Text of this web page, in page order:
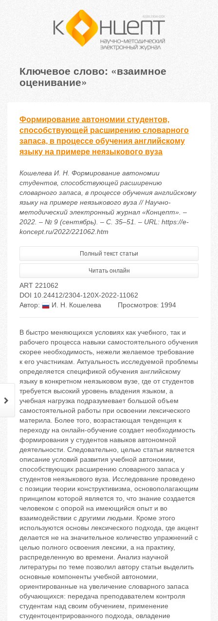
Ключевое слово: «взаимное
оценивание»
Формирование автономии студентов,
способствующей расширению словарного
запаса, в процессе обучения английскому
языку на примере неязыкового вуза
Кошелева И. Н. Формирование автономии
студентов, способствующей расширению
словарного запаса, в процессе обучения английскому
языку на примере неязыкового вуза // Научно-
методический электронный журнал «Концепт». –
2022. – № 9 (сентябрь). – С. 35–51. – URL: https://e-
koncept.ru/2022/221062.htm
Полный текст статьи
Читать онлайн
ART 221062
DOI 10.24412/2304-120X-2022-11062
Автор:
И. Н. Кошелева Просмотров: 1994
В быстро меняющихся условиях как учебного, так и
рабочего процесса навыки самостоятельного обучения
скорее необходимость, нежели желаемое требование
к его участникам. Актуальность исследуемой проблемы
определяется спецификой обучения английскому
языку в конкретном неязыковом вузе, где от студентов
требуется высокий уровень владения языком, а
учебная нагрузка подразумевает большой объем
самостоятельной работы при освоении лексического
материла. Более того, возрастающая тенденция к
переходу на онлайн-обучение создает необходимость
формирования у студентов навыков автономной
деятельности. Следовательно, целью статьи является
описание условий развития учебной автономии,
способствующих расширению словарного запаса у
студентов неязыкового вуза. Исследование проведено
с позиции теории конструктивизма, основополагающим
принципом которой является то, что знание создается
человеком с опорой на имеющийся опыт и во
взаимодействии с другими людьми. Кроме этого
используются основы лексического подхода, где акцент
делается не на значительное количество упражнений с
целью полного освоения лексики, а на практику,
распределенную во времени. Анализ научной
литературы по теме позволил автору статьи выделить
основные компоненты учебной автономии,
ориентированные на увеличение словарного запаса
обучающихся: передача преподавателем контроля
студентам над своим обучением, применение
студентоцентрированного подхода, овладение